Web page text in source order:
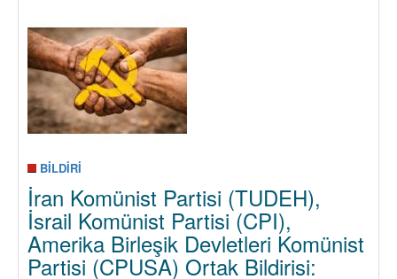
BİLDİRİ
İran Komünist Partisi (TUDEH),
İsrail Komünist Partisi (CPI),
Amerika Birleşik Devletleri Komünist
Partisi (CPUSA) Ortak Bildirisi: